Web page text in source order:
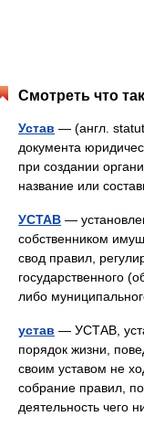
Смотреть что
Устав — (англ.
документа
при создании
название или
УСТАВ —
собственником
свод правил,
государственного
либо
устав — УСТАВ,
порядок жизни,
своим уставом не
собрание правил,
деятельность чего